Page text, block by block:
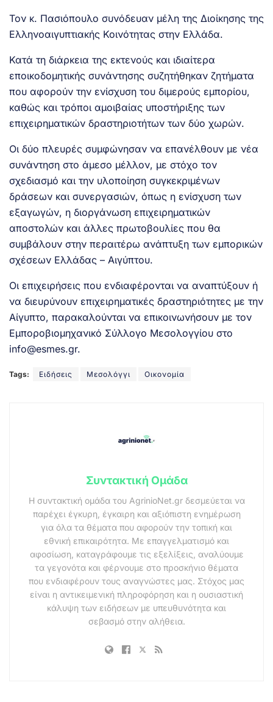
Τον κ. Πασιόπουλο συνόδευαν μέλη της Διοίκησης της
Ελληνοαιγυπτιακής Κοινότητας στην Ελλάδα.
Κατά τη διάρκεια της εκτενούς και ιδιαίτερα
εποικοδομητικής συνάντησης συζητήθηκαν ζητήματα
που αφορούν την ενίσχυση του διμερούς εμπορίου,
καθώς και τρόποι αμοιβαίας υποστήριξης των
επιχειρηματικών δραστηριοτήτων των δύο χωρών.
Οι δύο πλευρές συμφώνησαν να επανέλθουν με νέα
συνάντηση στο άμεσο μέλλον, με στόχο τον
σχεδιασμό και την υλοποίηση συγκεκριμένων
δράσεων και συνεργασιών, όπως η ενίσχυση των
εξαγωγών, η διοργάνωση επιχειρηματικών
αποστολών και άλλες πρωτοβουλίες που θα
συμβάλουν στην περαιτέρω ανάπτυξη των εμπορικών
σχέσεων Ελλάδας – Αιγύπτου.
Οι επιχειρήσεις που ενδιαφέρονται να αναπτύξουν ή
να διευρύνουν επιχειρηματικές δραστηριότητες με την
Αίγυπτο, παρακαλούνται να επικοινωνήσουν με τον
Εμποροβιομηχανικό Σύλλογο Μεσολογγίου στο
info@esmes.gr.
Tags: Ειδήσεις Μεσολόγγι Οικονομία
Συντακτική Ομάδα
Η συντακτική ομάδα του AgrinioNet.gr δεσμεύεται να
παρέχει έγκυρη, έγκαιρη και αξιόπιστη ενημέρωση
για όλα τα θέματα που αφορούν την τοπική και
εθνική επικαιρότητα. Με επαγγελματισμό και
αφοσίωση, καταγράφουμε τις εξελίξεις, αναλύουμε
τα γεγονότα και φέρνουμε στο προσκήνιο θέματα
που ενδιαφέρουν τους αναγνώστες μας. Στόχος μας
είναι η αντικειμενική πληροφόρηση και η ουσιαστική
κάλυψη των ειδήσεων με υπευθυνότητα και
σεβασμό στην αλήθεια.